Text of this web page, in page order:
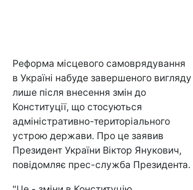
Реформа місцевого самоврядування
в Україні набуде завершеного вигляду
лише після внесення змін до
Конституції, що стосуються
адміністративно-територіального
устрою держави. Про це заявив
Президент України Віктор Янукович,
повідомляє прес-служба Президента.